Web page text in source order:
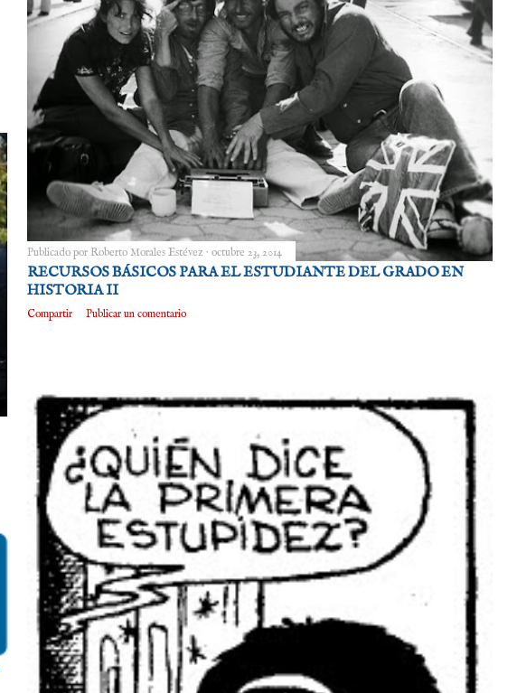
Publicado por Roberto Morales Estévez octubre 23, 2014
RECURSOS BÁSICOS PARA EL ESTUDIANTE DEL GRADO EN
HISTORIA II
Compartir Publicar un comentario